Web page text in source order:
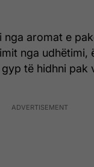
nga aromat e
nga udhëtimi,
të hidhni pak